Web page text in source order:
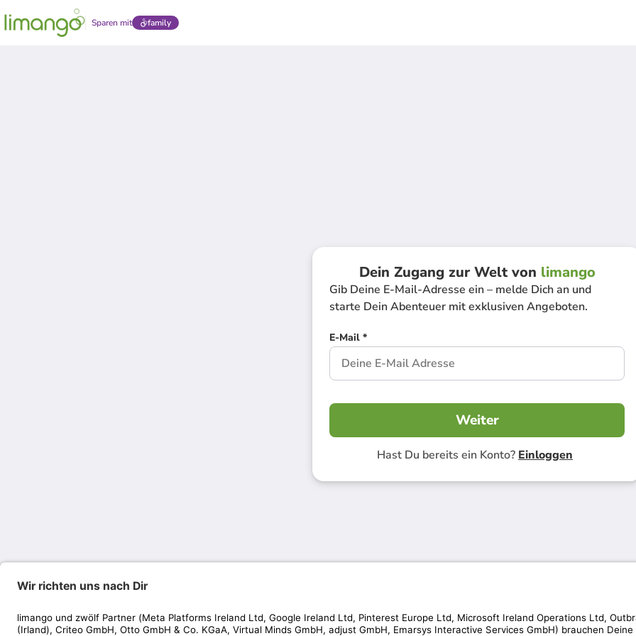
Sparen mit family
Dein Zugang zur Welt von limango
Gib Deine E-Mail-Adresse ein – melde Dich an und
starte Dein Abenteuer mit exklusiven Angeboten.
E-Mail *
Weiter
Hast Du bereits ein Konto? Einloggen